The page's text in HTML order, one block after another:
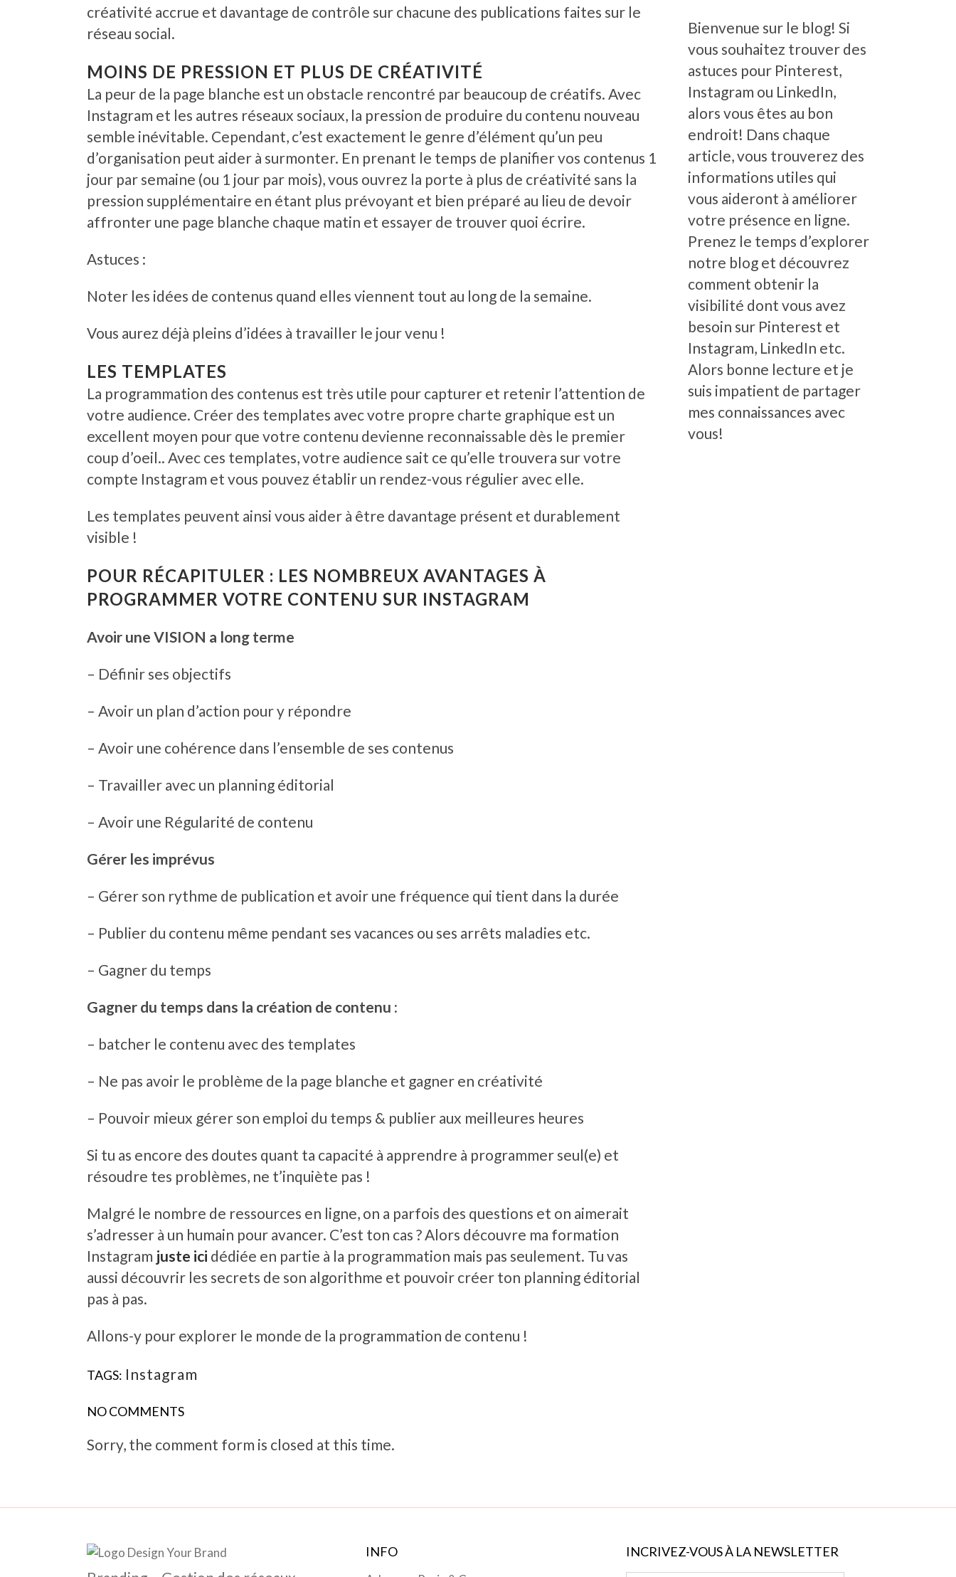
créativité accrue et davantage de contrôle sur chacune des publications faites sur le
réseau social.
MOINS DE PRESSION ET PLUS DE CRÉATIVITÉ
La peur de la page blanche est un obstacle rencontré par beaucoup de créatifs. Avec
Instagram et les autres réseaux sociaux, la pression de produire du contenu nouveau
semble inévitable. Cependant, c’est exactement le genre d’élément qu’un peu
d’organisation peut aider à surmonter. En prenant le temps de planifier vos contenus 1
jour par semaine (ou 1 jour par mois), vous ouvrez la porte à plus de créativité sans la
pression supplémentaire en étant plus prévoyant et bien préparé au lieu de devoir
affronter une page blanche chaque matin et essayer de trouver quoi écrire.
Astuces :
Noter les idées de contenus quand elles viennent tout au long de la semaine.
Vous aurez déjà pleins d’idées à travailler le jour venu !
LES TEMPLATES
La programmation des contenus est très utile pour capturer et retenir l’attention de
votre audience. Créer des templates avec votre propre charte graphique est un
excellent moyen pour que votre contenu devienne reconnaissable dès le premier
coup d’oeil.. Avec ces templates, votre audience sait ce qu’elle trouvera sur votre
compte Instagram et vous pouvez établir un rendez-vous régulier avec elle.
Les templates peuvent ainsi vous aider à être davantage présent et durablement
visible !
POUR RÉCAPITULER : LES NOMBREUX AVANTAGES À
PROGRAMMER VOTRE CONTENU SUR INSTAGRAM
Avoir une VISION a long terme
– Définir ses objectifs
– Avoir un plan d’action pour y répondre
– Avoir une cohérence dans l’ensemble de ses contenus
– Travailler avec un planning éditorial
– Avoir une Régularité de contenu
Gérer les imprévus
– Gérer son rythme de publication et avoir une fréquence qui tient dans la durée
– Publier du contenu même pendant ses vacances ou ses arrêts maladies etc.
– Gagner du temps
Gagner du temps dans la création de contenu :
– batcher le contenu avec des templates
– Ne pas avoir le problème de la page blanche et gagner en créativité
– Pouvoir mieux gérer son emploi du temps & publier aux meilleures heures
Si tu as encore des doutes quant ta capacité à apprendre à programmer seul(e) et
résoudre tes problèmes, ne t’inquiète pas !
Malgré le nombre de ressources en ligne, on a parfois des questions et on aimerait
s’adresser à un humain pour avancer. C’est ton cas ? Alors découvre ma formation
Instagram juste ici dédiée en partie à la programmation mais pas seulement. Tu vas
aussi découvrir les secrets de son algorithme et pouvoir créer ton planning éditorial
pas à pas.
Allons-y pour explorer le monde de la programmation de contenu !
TAGS: Instagram
NO COMMENTS
Sorry, the comment form is closed at this time.
Bienvenue sur le blog! Si
vous souhaitez trouver des
astuces pour Pinterest,
Instagram ou LinkedIn,
alors vous êtes au bon
endroit! Dans chaque
article, vous trouverez des
informations utiles qui
vous aideront à améliorer
votre présence en ligne.
Prenez le temps d’explorer
notre blog et découvrez
comment obtenir la
visibilité dont vous avez
besoin sur Pinterest et
Instagram, LinkedIn etc.
Alors bonne lecture et je
suis impatient de partager
mes connaissances avec
vous!
INFO INCRIVEZ-VOUS À LA NEWSLETTER